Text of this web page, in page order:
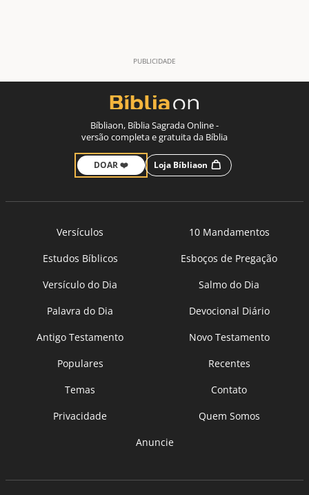
Bíbliaon, Bíblia Sagrada Online -
versão completa e gratuita da Bíblia
DOAR ❤️ Loja Bíbliaon
Versículos
10 Mandamentos
Estudos Bíblicos
Esboços de Pregação
Versículo do Dia
Salmo do Dia
Palavra do Dia
Devocional Diário
Antigo Testamento
Novo Testamento
Populares
Recentes
Temas
Contato
Privacidade
Quem Somos
Anuncie